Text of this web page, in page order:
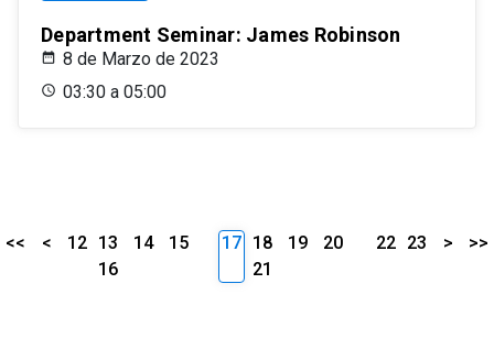
Department Seminar: James Robinson
8 de Marzo de 2023
03:30 a 05:00
<< < 12 13 14
15
16
17 18 19
20
21
22 23 > >>